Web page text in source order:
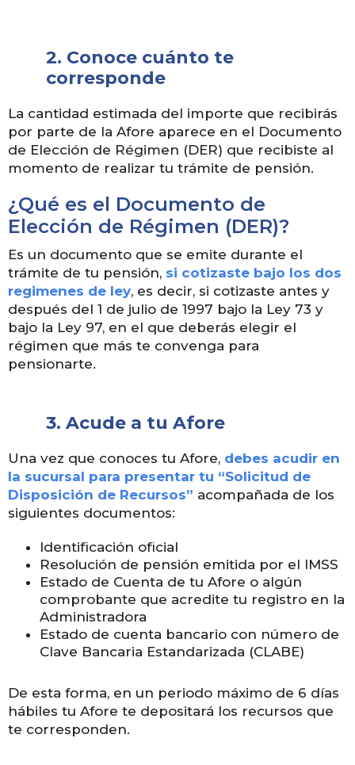
2. Conoce cuánto te
corresponde
La cantidad estimada del importe que recibirás
por parte de la Afore aparece en el Documento
de Elección de Régimen (DER) que recibiste al
momento de realizar tu trámite de pensión.
¿Qué es el Documento de
Elección de Régimen (DER)?
Es un documento que se emite durante el
trámite de tu pensión, si cotizaste bajo los dos
regimenes de ley, es decir, si cotizaste antes y
después del 1 de julio de 1997 bajo la Ley 73 y
bajo la Ley 97, en el que deberás elegir el
régimen que más te convenga para
pensionarte.
3. Acude a tu Afore
Una vez que conoces tu Afore, debes acudir en
la sucursal para presentar tu “Solicitud de
Disposición de Recursos” acompañada de los
siguientes documentos:
Identificación oficial
Resolución de pensión emitida por el IMSS
Estado de Cuenta de tu Afore o algún
comprobante que acredite tu registro en la
Administradora
Estado de cuenta bancario con número de
Clave Bancaria Estandarizada (CLABE)
De esta forma, en un periodo máximo de 6 días
hábiles tu Afore te depositará los recursos que
te corresponden.